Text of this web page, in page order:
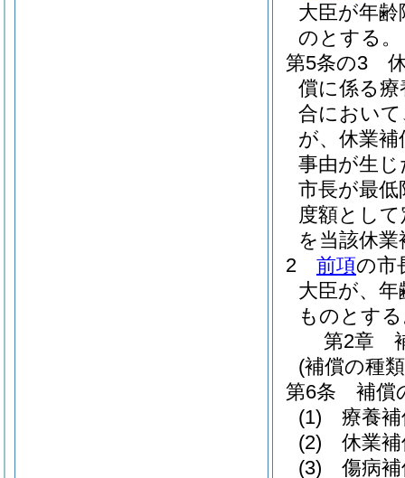
大臣が年
のとする。
第5条の3
償に係る
合におい
が、休業
事由が生
市長が最
度額とし
を当該休
2
前項の市
大臣が、
ものとす
第2章
(補償の種
第6条
補償
(1)
療養
(2)
休業
(3)
傷病